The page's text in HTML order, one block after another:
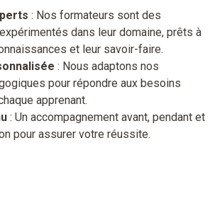
: Nos formateurs sont des
dans leur domaine, prêts à
et leur savoir-faire.
: Nous adaptons nos
pour répondre aux besoins
apprenant.
: Un accompagnement avant, pendant et
pour assurer votre réussite.